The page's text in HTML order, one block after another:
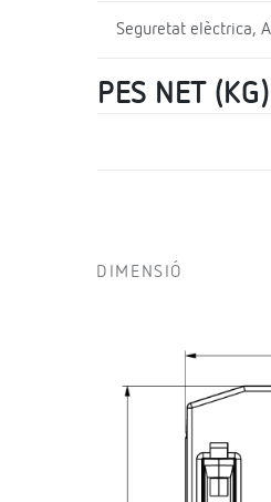
Seguretat elèctrica,
PES NET (KG)
DIMENSIÓ